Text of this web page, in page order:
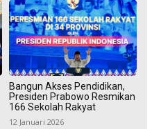
Bangun Akses Pendidikan,
Presiden Prabowo Resmikan
166 Sekolah Rakyat
12 Januari 2026